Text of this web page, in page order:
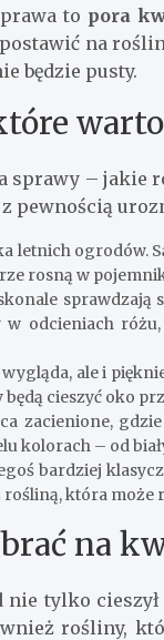
to pora
postawić na
będzie pusty.
sprawy – jakie
pewnością
letnich ogrodów.
rosną w
sprawdzają
w odcieniach
ale i
cieszyć oko
zacienione,
kolorach – od
bardziej
która może
na
nie tylko
rośliny,